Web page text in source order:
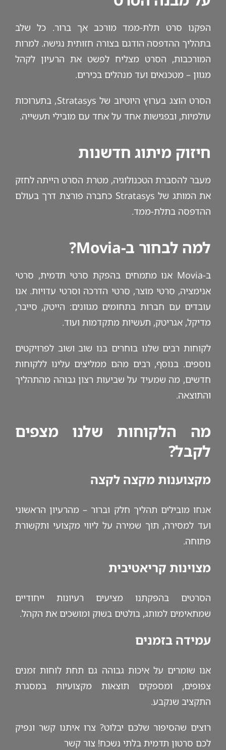
הפקנו סרט תלת-ממד מורכב אך ברור. כל שלב
בתהליך ההדפסה הודגם בצורה חזותית נגישה. למרות
המורכבות, הסרט מצליח לפשט את הרעיון לקהל
מגוון – מטכנאים ועד מנהלים בכירים.
הסרט הוצג בערוץ היוטיוב של Stratasys, בתערוכות
עולמיות, ובפגישות אחד על אחד עם מובילי תעשייה.
חיזוק מיתוג חדשנות
מעבר להסברת הטכנולוגיה, מטרת הסרט הייתה לחזק
את המותג של Stratasys כחברה פורצת דרך בעולם
ההדפסה בתלת-ממד.
למה לבחור ב-Movia?
ב-Movia אנו מתמחים בהפקת סרטי תדמית, סרטי
אנימציה, סרטי מוצר, סרטי הדרכה וסרטי עדויות. אנו
עובדים עם חברות בתחומים מגוונים: הייטק, סייבר,
מדיקל, אגריטק, תעשיות מתקדמות ועוד.
לקוחות רבים שלנו בוחרים בנו שוב ושוב לפרויקטים
נוספים. בנוסף, רבים מהם ממליצים עלינו ללקוחות
חדשים, מה שמעיד על שביעות רצון גבוהה מהתהליך
והתוצאה.
מה הלקוחות שלנו מצפים
לקבל?
מקצוענות מקצה לקצה
אנחו מובילים תהליך חלק וברור – מהרעיון הראשוני
ועד למסירה, תוך שמירה על ליווי מקצועי ותקשורת
פתוחה.
מצוינות קריאטיבית
הסרטים בהפקתנו מציעים רעיונות ייחודיים
שמתאימים למותג, בולטים בשוק ומושכים את הקהל.
עמידה בזמנים
אנו שומרים על איכות גבוהה גם תחת לוחות זמנים
צפופים, ומספקים תוצאות מקצועיות במסגרת
התקציב שנקבע.
רוצים שהסיפור שלכם יבלוט? צרו איתנו קשר ונפיק
לכם סרטון תדמית בלתי נשכח! צור קשר